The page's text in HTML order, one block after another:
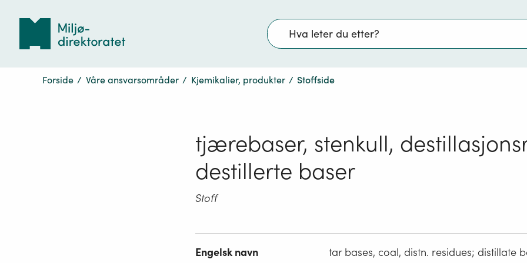
Søk
Forside / Våre ansvarsområder / Kjemikalier, produkter / Stoffside
tjærebaser, stenkull,
destillerte baser
Stoff
Engelsk navn tar bases, coal, distn. residues; distillate